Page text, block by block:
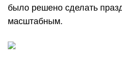
было решено сделать
масштабным.